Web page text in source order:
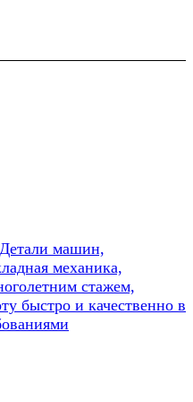
машин,
механика,
стажем,
быстро и качественно в